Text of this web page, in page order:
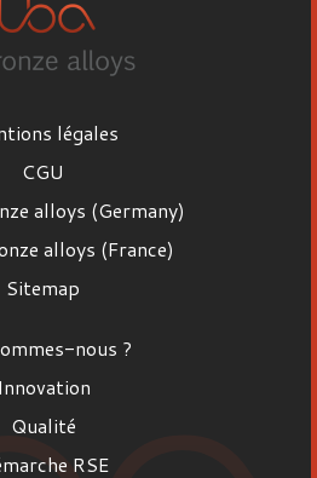
légales
CGU
alloys (Germany)
alloys (France)
Sitemap
nous ?
Innovation
Qualité
RSE